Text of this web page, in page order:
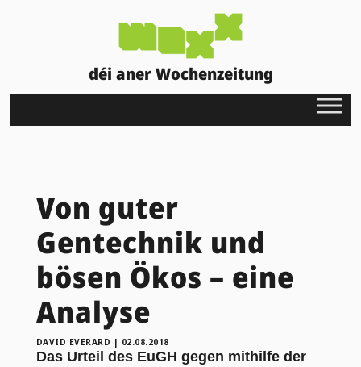
déi aner Wochenzeitung
Von guter
Gentechnik und
bösen Ökos – eine
Analyse
DAVID EVERARD | 02.08.2018
Das Urteil des EuGH gegen mithilfe der